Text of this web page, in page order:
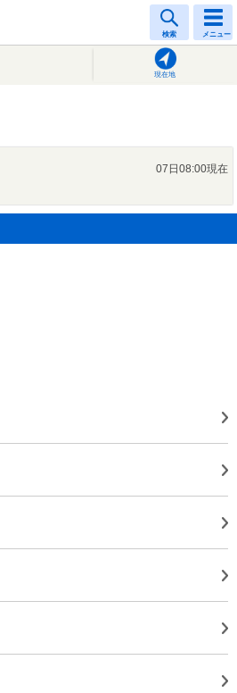
検索 メニュー
現在地
07日08:00現在